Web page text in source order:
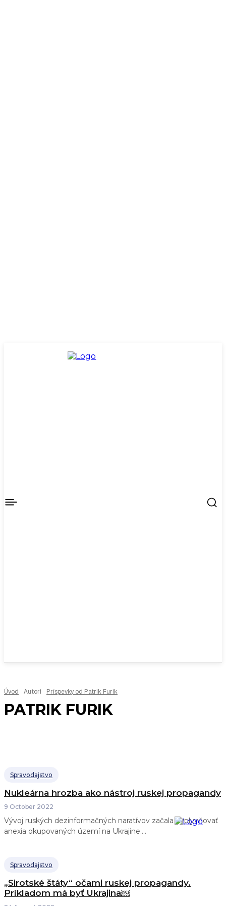
Úvod Autori Príspevky od Patrik Furik
PATRIK FURIK
Spravodajstvo
Nukleárna hrozba ako nástroj ruskej propagandy
9 October 2022
Vývoj ruských dezinformačných naratívov začala ovplyvňovať
anexia okupovaných území na Ukrajine....
Spravodajstvo
„Sirotské štáty“ očami ruskej propagandy.
Príkladom má byť Ukrajina￼